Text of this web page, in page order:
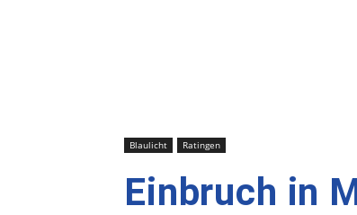
Blaulicht Ratingen
Einbruch in